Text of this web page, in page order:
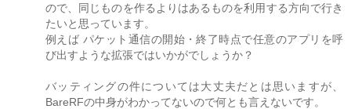
ので、同じものを作るよりはあるものを利用する方向で行き
たいと思っています。
例えば パケット通信の開始・終了時点で任意のアプリを呼
び出すような拡張ではいかがでしょうか？
バッティングの件については大丈夫だとは思いますが、
BareRFの中身がわかってないので何とも言えないです。